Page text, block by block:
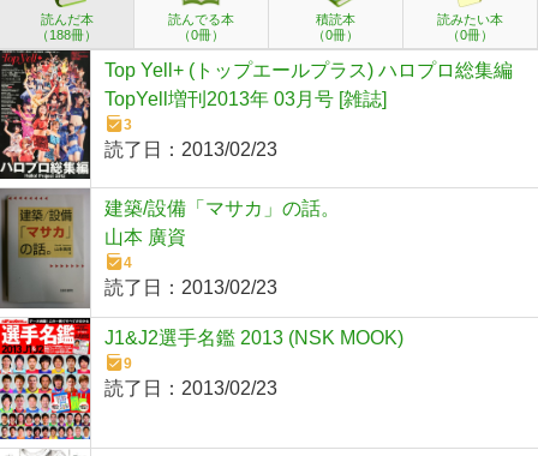
読んだ本
（188冊）
読んでる本
（0冊）
積読本
（0冊）
読みたい本
（0冊）
Top Yell+ (トップエールプラス) ハロプロ総集編
TopYell増刊2013年 03月号 [雑誌]
3
読了日： 2013/02/23
建築/設備「マサカ」の話。
山本 廣資
4
読了日： 2013/02/23
J1&J2選手名鑑 2013 (NSK MOOK)
9
読了日： 2013/02/23